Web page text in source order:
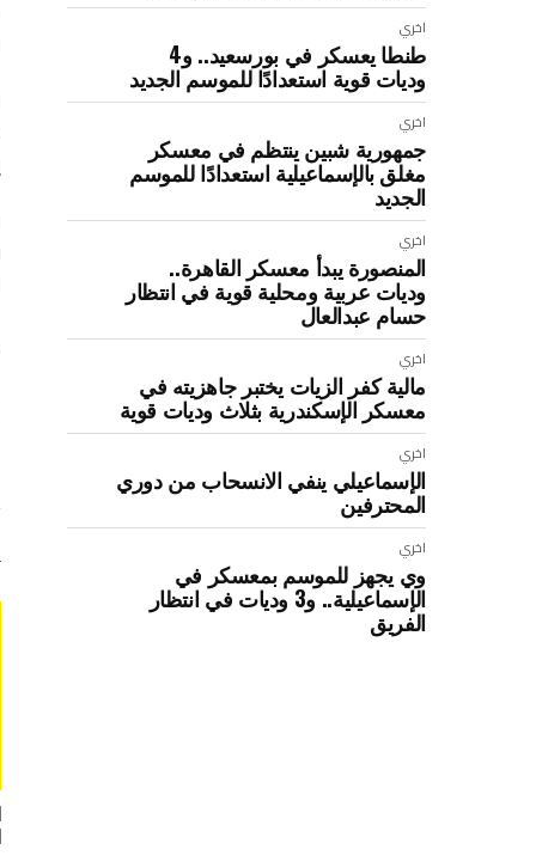
اخري
طنطا يعسكر في بورسعيد.. و4
وديات قوية استعدادًا للموسم الجديد
اخري
جمهورية شبين ينتظم في معسكر
مغلق بالإسماعيلية استعدادًا للموسم
الجديد
اخري
المنصورة يبدأ معسكر القاهرة..
وديات عربية ومحلية قوية في انتظار
حسام عبدالعال
اخري
مالية كفر الزيات يختبر جاهزيته في
معسكر الإسكندرية بثلاث وديات قوية
اخري
الإسماعيلي ينفي الانسحاب من دوري
المحترفين
اخري
وي يجهز للموسم بمعسكر في
الإسماعيلية.. و3 وديات في انتظار
الفريق